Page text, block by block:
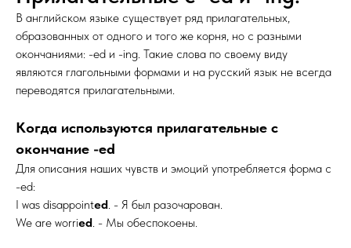
В английском языке существует ряд прилагательных,
образованных от одного и того же корня, но с разными
окончаниями: -ed и -ing. Такие слова по своему виду
являются глагольными формами и на русский язык не всегда
переводятся прилагательными.
Когда используются прилагательные с
окончание -ed
Для описания наших чувств и эмоций употребляется форма с
-ed:
I was disappointed. - Я был разочарован.
We are worried. - Мы обеспокоены.